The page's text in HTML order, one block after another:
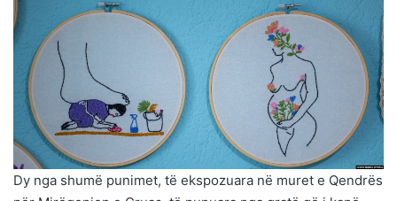
Dy nga shumë punimet, të ekspozuara në muret e Qendrës